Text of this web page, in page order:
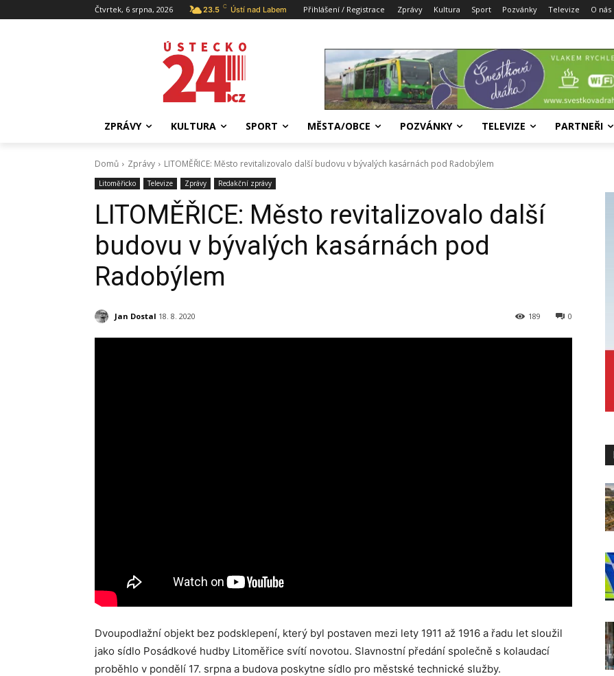
Čtvrtek, 6 srpna, 2026 23.5 C Ústí nad Labem Přihlášení / Registrace Zprávy Kultura Sport Pozvánky Televize O nás
ZPRÁVY KULTURA SPORT MĚSTA/OBCE POZVÁNKY TELEVIZE PARTNEŘI
Domů Zprávy LITOMĚŘICE: Město revitalizovalo další budovu v bývalých kasárnách pod Radobýlem
Litoměřicko Televize Zprávy Redakční zprávy
LITOMĚŘICE: Město revitalizovalo další
budovu v bývalých kasárnách pod
Radobýlem
Jan Dostal 18. 8. 2020 0
189
Dvoupodlažní objekt bez podsklepení, který byl postaven mezi lety 1911 až 1916 a řadu let sloužil
jako sídlo Posádkové hudby Litoměřice svítí novotou. Slavnostní předání společně s kolaudací
proběhlo v pondělí 17. srpna a budova poskytne sídlo pro městské technické služby.